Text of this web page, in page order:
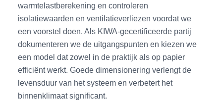
warmtelastberekening en controleren
isolatiewaarden en ventilatieverliezen voordat we
een voorstel doen. Als KIWA-gecertificeerde partij
dokumenteren we de uitgangspunten en kiezen we
een model dat zowel in de praktijk als op papier
efficiënt werkt. Goede dimensionering verlengt de
levensduur van het systeem en verbetert het
binnenklimaat significant.